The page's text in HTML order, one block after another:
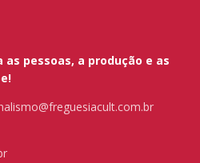
as pessoas, a produção e as